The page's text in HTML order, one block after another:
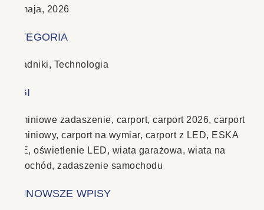
19 maja, 2026
KATEGORIA
Poradniki, Technologia
TAGI
aluminiowe zadaszenie, carport, carport 2026, carport
aluminiowy, carport na wymiar, carport z LED, ESKA
LINE, oświetlenie LED, wiata garażowa, wiata na
samochód, zadaszenie samochodu
NAJNOWSZE WPISY